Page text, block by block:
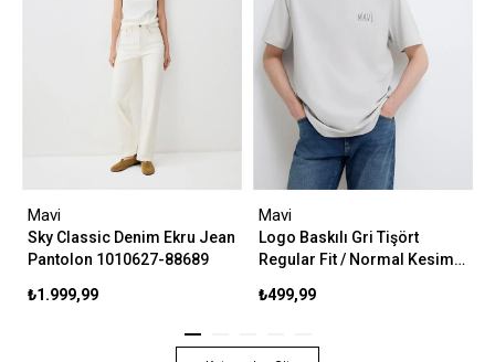
Mavi
Sky Classic Denim Ekru Jean
Pantolon 1010627-88689
₺1.999,99
Mavi
Logo Baskılı Gri Tişört
Regular Fit / Normal Kesim
₺499,99